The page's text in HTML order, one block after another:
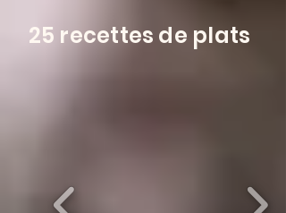
25 recettes de plats